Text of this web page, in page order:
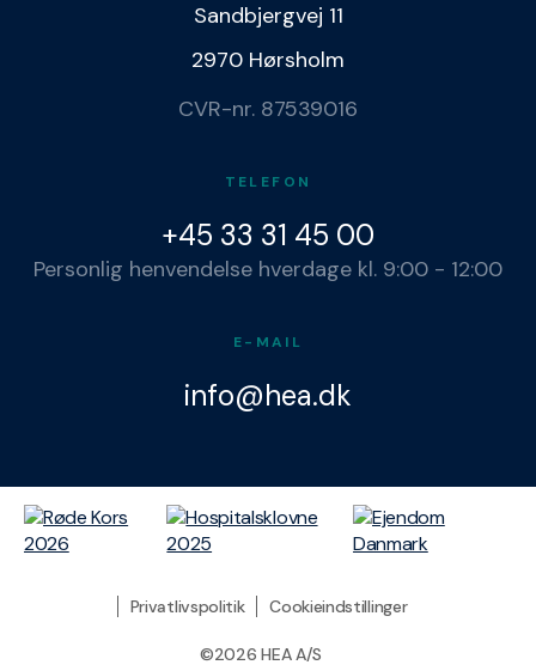
Sandbjergvej 11
2970 Hørsholm
CVR-nr. 87539016
TELEFON
+45 33 31 45 00
Personlig henvendelse hverdage kl. 9:00 - 12:00
E-MAIL
info@hea.dk
©2026 HEA A/S
Privatlivspolitik Cookieindstillinger